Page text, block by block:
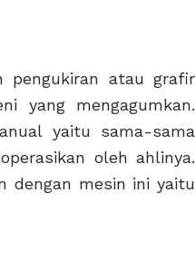
pengukiran atau grafir
yang mengagumkan.
yaitu sama-sama
oleh ahlinya.
dengan mesin ini yaitu